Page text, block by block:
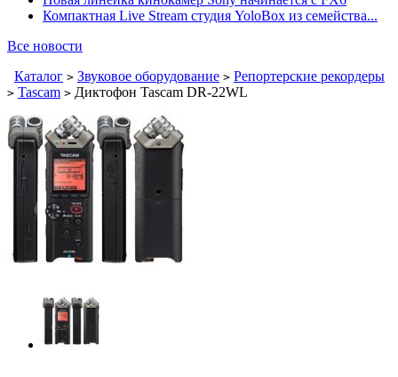
Компактная Live Stream студия YoloBox из семейства...
Все новости
Каталог > Звуковое оборудование > Репортерские рекордеры
> Tascam > Диктофон Tascam DR-22WL